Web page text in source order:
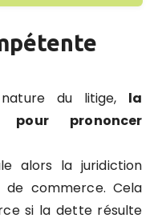
du litige, la
pour prononcer
alors la juridiction
commerce. Cela
si la dette résulte